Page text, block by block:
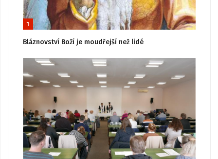
1
Bláznovství Boží je moudřejší než lidé